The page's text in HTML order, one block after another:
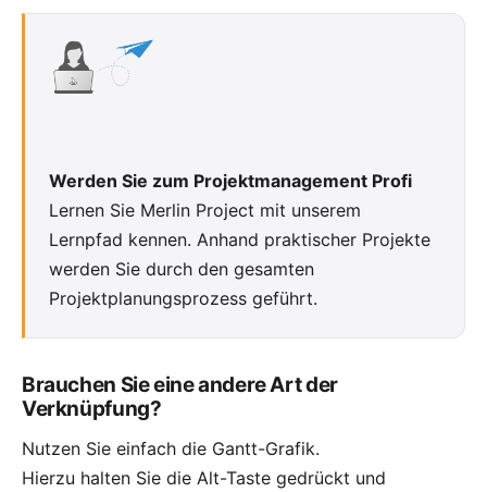
Werden Sie zum Projektmanagement Profi
Lernen Sie Merlin Project mit unserem
Lernpfad kennen. Anhand praktischer Projekte
werden Sie durch den gesamten
Projektplanungsprozess geführt.
Brauchen Sie eine andere Art der
Verknüpfung?
Nutzen Sie einfach die Gantt-Grafik.
Hierzu halten Sie die Alt-Taste gedrückt und